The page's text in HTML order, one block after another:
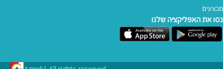
מבצעים
נסו את האפליקציה שלנו